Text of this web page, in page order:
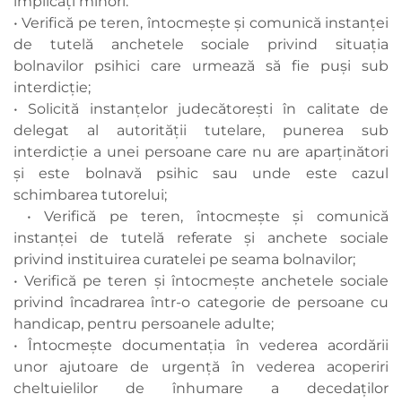
• Verifică pe teren, întocmeşte şi comunică instanței
de tutelă anchetele sociale privind situaţia
bolnavilor psihici care urmează să fie puși sub
interdicție;
• Solicită instanţelor judecătoreşti în calitate de
delegat al autorităţii tutelare, punerea sub
interdicţie a unei persoane care nu are aparţinători
şi este bolnavă psihic sau unde este cazul
schimbarea tutorelui;
• Verifică pe teren, întocmeşte şi comunică
instanţei de tutelă referate şi anchete sociale
privind instituirea curatelei pe seama bolnavilor;
• Verifică pe teren și întocmește anchetele sociale
privind încadrarea într-o categorie de persoane cu
handicap, pentru persoanele adulte;
• Întocmește documentația în vederea acordării
unor ajutoare de urgență în vederea acoperiri
cheltuielilor de înhumare a decedaților